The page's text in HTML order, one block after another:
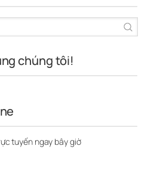
chúng tôi!
tuyến ngay bây giờ